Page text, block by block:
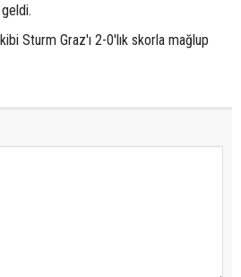
Sturm Graz'ı 2-0'lık skorla mağlup